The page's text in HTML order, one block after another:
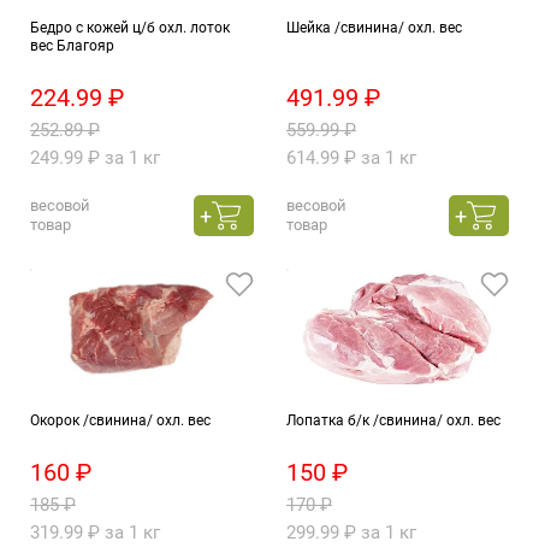
Бедро с кожей ц/б охл. лоток
вес Благояр
224.99 ₽
252.89 ₽
249.99 ₽ за 1 кг
весовой
товар
Шейка /свинина/ охл. вес
491.99 ₽
559.99 ₽
614.99 ₽ за 1 кг
весовой
товар
Окорок /свинина/ охл. вес
160 ₽
185 ₽
319.99 ₽ за 1 кг
Лопатка б/к /свинина/ охл. вес
150 ₽
170 ₽
299.99 ₽ за 1 кг